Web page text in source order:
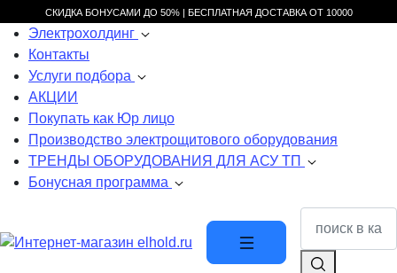
СКИДКА БОНУСАМИ ДО 50% | БЕСПЛАТНАЯ ДОСТАВКА ОТ 10000
Электрохолдинг
Контакты
Услуги подбора
АКЦИИ
Покупать как Юр лицо
Производство электрощитового оборудования
ТРЕНДЫ ОБОРУДОВАНИЯ ДЛЯ АСУ ТП
Бонусная программа